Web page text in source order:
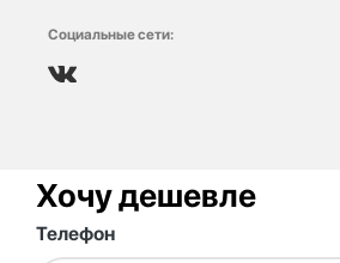
Социальные сети:
Хочу дешевле
Телефон